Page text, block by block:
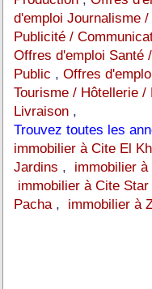
d'emploi Journalisme
Publicité /
Offres d'emploi Santé
Public , Offres
Tourisme / Hôtellerie
Livraison ,
Trouvez toutes les
immobilier à Cite El
Jardins , immobilier
immobilier à Cite Star
Pacha, immobilier à